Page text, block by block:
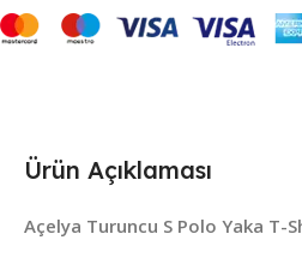
Ürün Açıklaması
Açelya Turuncu S Polo Yaka T-